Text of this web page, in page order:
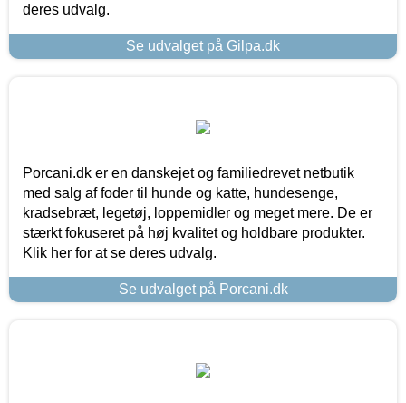
deres udvalg.
Se udvalget på Gilpa.dk
Porcani.dk er en danskejet og familiedrevet netbutik
med salg af foder til hunde og katte, hundesenge,
kradsebræt, legetøj, loppemidler og meget mere. De er
stærkt fokuseret på høj kvalitet og holdbare produkter.
Klik her for at se deres udvalg.
Se udvalget på Porcani.dk